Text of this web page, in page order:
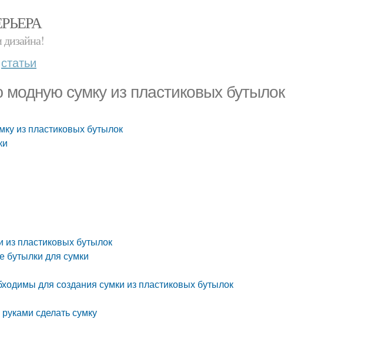
статьи
сумку из пластиковых бутылок
из пластиковых бутылок
пластиковых бутылок
бутылки для сумки
для создания сумки из пластиковых бутылок
сделать сумку